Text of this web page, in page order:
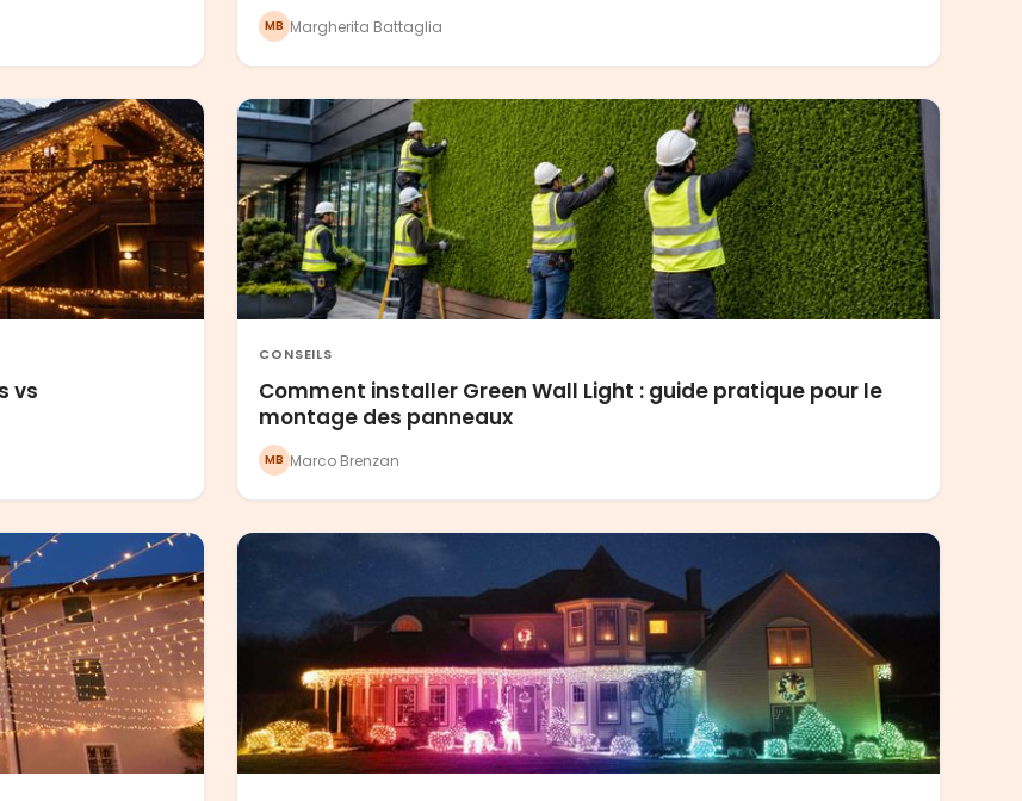
MB Margherita Battaglia
vs
CONSEILS
Comment installer Green Wall Light : guide pratique pour le
montage des panneaux
MB Marco Brenzan